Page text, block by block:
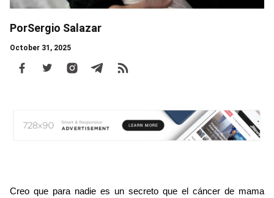
PorSergio Salazar
October 31, 2025
Body
Creo que para nadie es un secreto que el cáncer de mama